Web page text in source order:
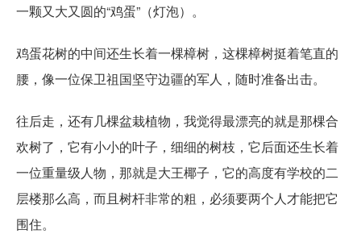
一颗又大又圆的“鸡蛋”（灯泡）。
鸡蛋花树的中间还生长着一棵樟树，这棵樟树挺着笔直的
腰，像一位保卫祖国坚守边疆的军人，随时准备出击。
往后走，还有几棵盆栽植物，我觉得最漂亮的就是那棵合
欢树了，它有小小的叶子，细细的树枝，它后面还生长着
一位重量级人物，那就是大王椰子，它的高度有学校的二
层楼那么高，而且树杆非常的粗，必须要两个人才能把它
围住。